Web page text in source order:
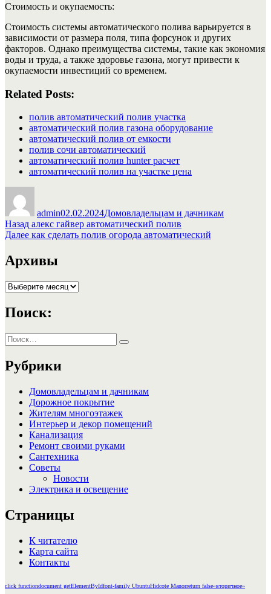
Стоимость и окупаемость:
Стоимость системы автоматического полива варьируется в
зависимости от размера поля, типа форсунок и других
факторов. Однако преимущества системы, такие как экономия
воды и труда, а также здоровье газона, могут привести к
окупаемости инвестиций со временем.
Related Posts:
полив автоматический полив участка
автоматический полив газона оборудование
автоматический полив от емкости
полив сочи автоматический
автоматический полив hunter расчет
автоматический полив на участке цена
admin02.02.2024Домовладельцам и дачникам
Навигация
по
записям
Назад Предыдущая
запись:
алекс гайвер автоматический полив
Далее Следующая
как сделать полив огорода автоматический
Архивы
Архивы
Поиск:
Искать:
Поиск
Рубрики
Домовладельцам и дачникам
Дорожное покрытие
Жителям многоэтажек
Интерьер и декор помещений
Канализация
Ремонт своими руками
Сантехника
Советы
Новости
Электрика и освещение
Страницы
К читателю
Карта сайта
Контакты
click functiondocument getElementByIdfont-family UbuntuHidcote Manorreturn false«вторичное»